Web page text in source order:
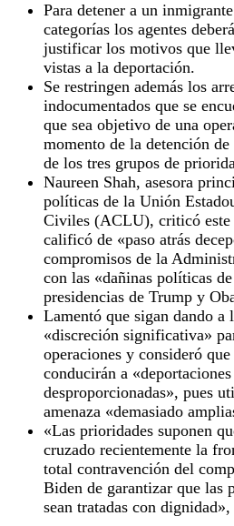
Para detener a un
categorías los agentes
justificar los motivos que
vistas a la deportación.
Se restringen además los
indocumentados que se
que sea objetivo de una
momento de la detención
de los tres grupos de
Naureen Shah, asesora
políticas de la Unión
Civiles (ACLU), criticó este
calificó de «paso atrás
compromisos de la
con las «dañinas políticas
presidencias de Trump y
Lamentó que sigan dando
«discreción significativa»
operaciones y consideró
conducirán a
desproporcionadas», pues
amenaza «demasiado
«Las prioridades suponen
cruzado recientemente la
total contravención del
Biden de garantizar que las
sean tratadas con